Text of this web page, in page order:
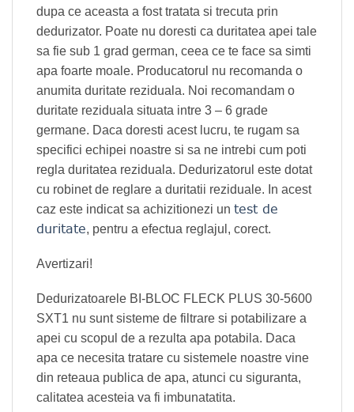
dupa ce aceasta a fost tratata si trecuta prin
dedurizator. Poate nu doresti ca duritatea apei tale
sa fie sub 1 grad german, ceea ce te face sa simti
apa foarte moale. Producatorul nu recomanda o
anumita duritate reziduala. Noi recomandam o
duritate reziduala situata intre 3 – 6 grade
germane. Daca doresti acest lucru, te rugam sa
specifici echipei noastre si sa ne intrebi cum poti
regla duritatea reziduala. Dedurizatorul este dotat
cu robinet de reglare a duritatii reziduale. In acest
caz este indicat sa achizitionezi un test de
duritate, pentru a efectua reglajul, corect.
Avertizari!
Dedurizatoarele BI-BLOC FLECK PLUS 30-5600
SXT1 nu sunt sisteme de filtrare si potabilizare a
apei cu scopul de a rezulta apa potabila. Daca
apa ce necesita tratare cu sistemele noastre vine
din reteaua publica de apa, atunci cu siguranta,
calitatea acesteia va fi imbunatatita.